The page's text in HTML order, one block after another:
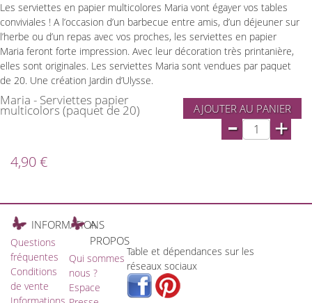
Les serviettes en papier multicolores Maria vont égayer vos tables
conviviales ! A l’occasion d’un barbecue entre amis, d’un déjeuner sur
l’herbe ou d’un repas avec vos proches, les serviettes en papier
Maria feront forte impression. Avec leur décoration très printanière,
elles sont originales. Les serviettes Maria sont vendues par paquet
de 20. Une création Jardin d’Ulysse.
Maria - Serviettes papier
multicolors (paquet de 20) AJOUTER AU PANIER
- +
4,90 €
INFORMATIONS
Questions
fréquentes
Conditions
de vente
A
PROPOS
Qui sommes
nous ?
Espace
Table et dépendances sur les
réseaux sociaux